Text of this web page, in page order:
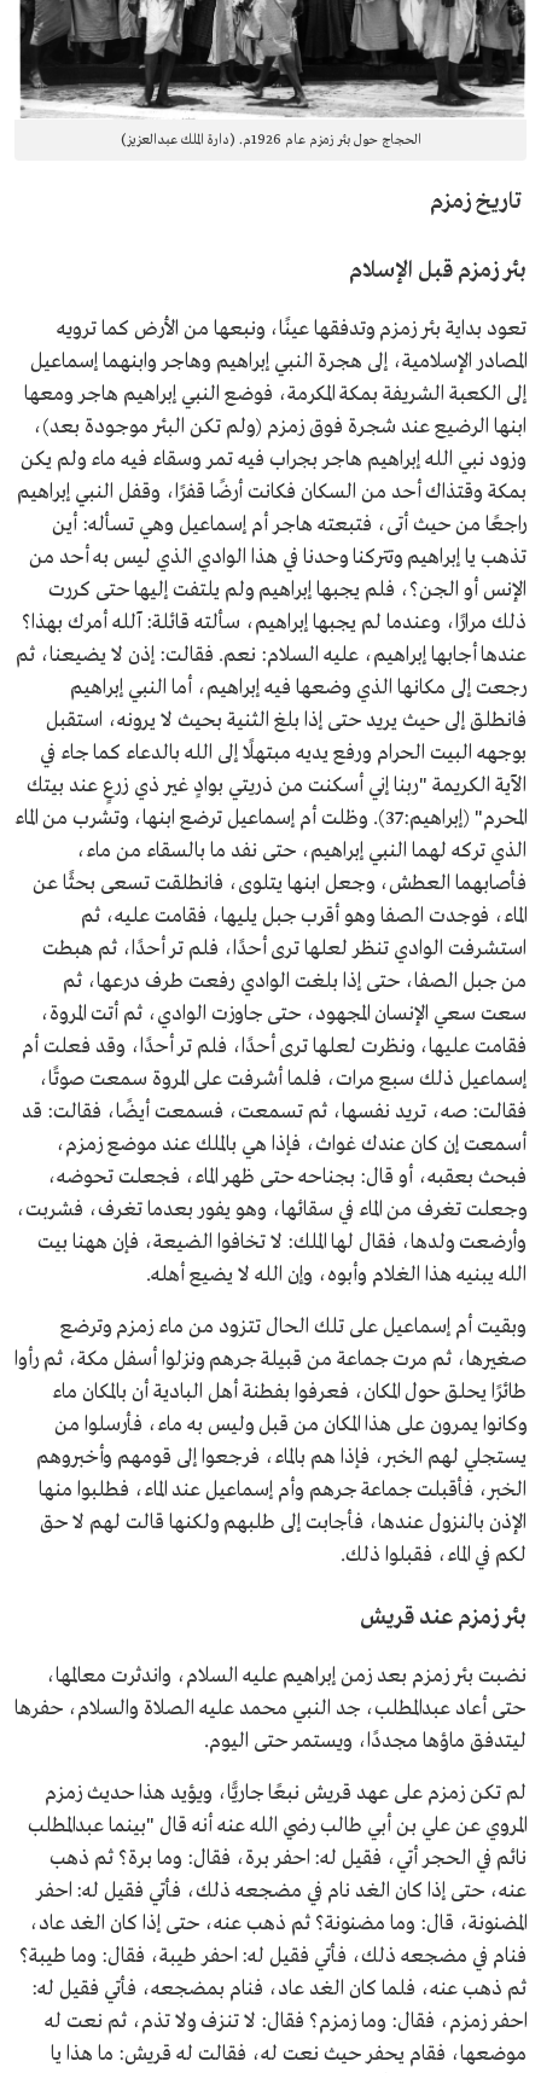
الحجاج حول بئر زمزم عام 1926م. (دارة الملك عبدالعزيز)
تاريخ زمزم
بئر زمزم قبل الإسلام
تعود بداية بئر زمزم وتدفقها عينًا، ونبعها من الأرض كما ترويه
المصادر الإسلامية، إلى هجرة النبي إبراهيم وهاجر وابنهما إسماعيل
إلى الكعبة الشريفة بمكة المكرمة، فوضع النبي إبراهيم هاجر ومعها
ابنها الرضيع عند شجرة فوق زمزم (ولم تكن البئر موجودة بعد)،
وزود نبي الله إبراهيم هاجر بجراب فيه تمر وسقاء فيه ماء ولم يكن
بمكة وقتذاك أحد من السكان فكانت أرضًا قفرًا، وقفل النبي إبراهيم
راجعًا من حيث أتى، فتبعته هاجر أم إسماعيل وهي تسأله: أين
تذهب يا إبراهيم وتتركنا وحدنا في هذا الوادي الذي ليس به أحد من
الإنس أو الجن؟، فلم يجبها إبراهيم ولم يلتفت إليها حتى كررت
ذلك مرارًا، وعندما لم يجبها إبراهيم، سألته قائلة: آلله أمرك بهذا؟
عندها أجابها إبراهيم، عليه السلام: نعم. فقالت: إذن لا يضيعنا، ثم
رجعت إلى مكانها الذي وضعها فيه إبراهيم، أما النبي إبراهيم
فانطلق إلى حيث يريد حتى إذا بلغ الثنية بحيث لا يرونه، استقبل
بوجهه البيت الحرام ورفع يديه مبتهلًا إلى الله بالدعاء كما جاء في
الآية الكريمة "ربنا إني أسكنت من ذريتي بوادٍ غير ذي زرعٍ عند بيتك
المحرم" (إبراهيم:37). وظلت أم إسماعيل ترضع ابنها، وتشرب من الماء
الذي تركه لهما النبي إبراهيم، حتى نفد ما بالسقاء من ماء،
فأصابهما العطش، وجعل ابنها يتلوى، فانطلقت تسعى بحثًا عن
الماء، فوجدت الصفا وهو أقرب جبل يليها، فقامت عليه، ثم
استشرفت الوادي تنظر لعلها ترى أحدًا، فلم تر أحدًا، ثم هبطت
من جبل الصفا، حتى إذا بلغت الوادي رفعت طرف درعها، ثم
سعت سعي الإنسان المجهود، حتى جاوزت الوادي، ثم أتت المروة،
فقامت عليها، ونظرت لعلها ترى أحدًا، فلم تر أحدًا، وقد فعلت أم
إسماعيل ذلك سبع مرات، فلما أشرفت على المروة سمعت صوتًا،
فقالت: صه، تريد نفسها، ثم تسمعت، فسمعت أيضًا، فقالت: قد
أسمعت إن كان عندك غواث، فإذا هي بالملك عند موضع زمزم،
فبحث بعقبه، أو قال: بجناحه حتى ظهر الماء، فجعلت تحوضه،
وجعلت تغرف من الماء في سقائها، وهو يفور بعدما تغرف، فشربت،
وأرضعت ولدها، فقال لها الملك: لا تخافوا الضيعة، فإن ههنا بيت
الله يبنيه هذا الغلام وأبوه، وإن الله لا يضيع أهله.
وبقيت أم إسماعيل على تلك الحال تتزود من ماء زمزم وترضع
صغيرها، ثم مرت جماعة من قبيلة جرهم ونزلوا أسفل مكة، ثم رأوا
طائرًا يحلق حول المكان، فعرفوا بفطنة أهل البادية أن بالمكان ماء
وكانوا يمرون على هذا المكان من قبل وليس به ماء، فأرسلوا من
يستجلي لهم الخبر، فإذا هم بالماء، فرجعوا إلى قومهم وأخبروهم
الخبر، فأقبلت جماعة جرهم وأم إسماعيل عند الماء، فطلبوا منها
الإذن بالنزول عندها، فأجابت إلى طلبهم ولكنها قالت لهم لا حق
لكم في الماء، فقبلوا ذلك.
بئر زمزم عند قريش
نضبت بئر زمزم بعد زمن إبراهيم عليه السلام، واندثرت معالمها،
حتى أعاد عبدالمطلب، جد النبي محمد عليه الصلاة والسلام، حفرها
ليتدفق ماؤها مجددًا، ويستمر حتى اليوم.
لم تكن زمزم على عهد قريش نبعًا جاريًّا، ويؤيد هذا حديث زمزم
المروي عن علي بن أبي طالب رضي الله عنه أنه قال "بينما عبدالمطلب
نائم في الحجر أتي، فقيل له: احفر برة، فقال: وما برة؟ ثم ذهب
عنه، حتى إذا كان الغد نام في مضجعه ذلك، فأتي فقيل له: احفر
المضنونة، قال: وما مضنونة؟ ثم ذهب عنه، حتى إذا كان الغد عاد،
فنام في مضجعه ذلك، فأتي فقيل له: احفر طيبة، فقال: وما طيبة؟
ثم ذهب عنه، فلما كان الغد عاد، فنام بمضجعه، فأتي فقيل له:
احفر زمزم، فقال: وما زمزم؟ فقال: لا تنزف ولا تذم، ثم نعت له
موضعها، فقام يحفر حيث نعت له، فقالت له قريش: ما هذا يا